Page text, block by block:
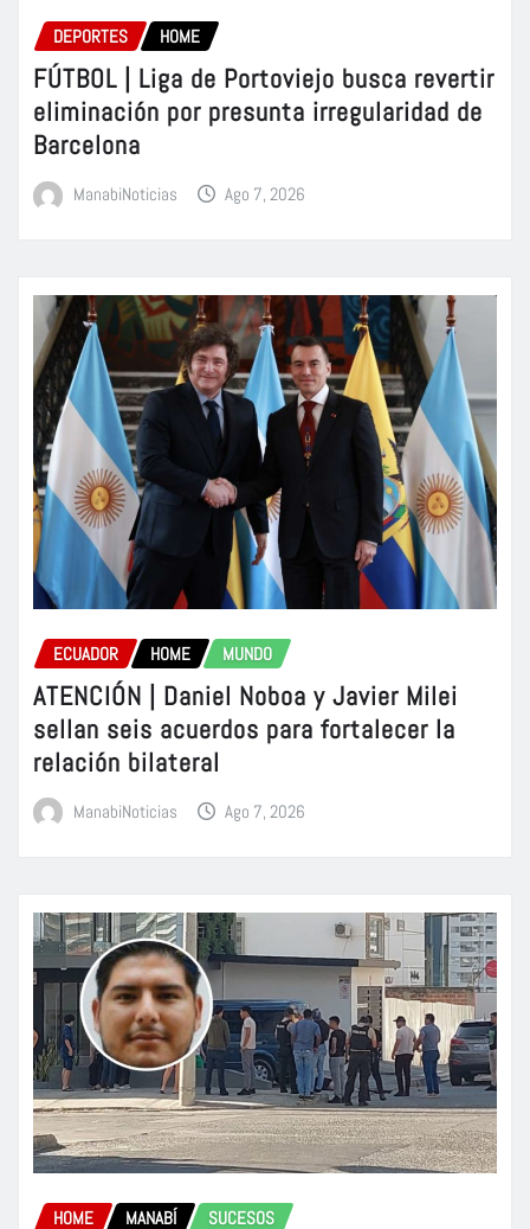
DEPORTES HOME
FÚTBOL | Liga de Portoviejo busca revertir
eliminación por presunta irregularidad de
Barcelona
ManabiNoticias Ago 7, 2026
ECUADOR HOME MUNDO
ATENCIÓN | Daniel Noboa y Javier Milei
sellan seis acuerdos para fortalecer la
relación bilateral
ManabiNoticias Ago 7, 2026
HOME MANABÍ SUCESOS